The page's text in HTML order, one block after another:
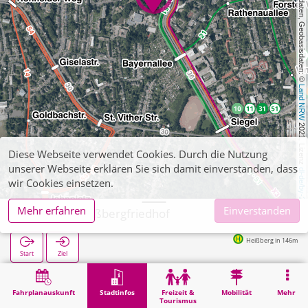
, Kartendaten, Geobasisdaten: ©
Land NRW
2021, Lizenz
dl-de/by-2-0
Fahrplanauskunft Stadtinfos
Freizeit &
Tourismus
Mobilität Mehr
Aachen, Heißbergfriedhof
Start Ziel
Heißberg in 146m
Stadtinfos Aachen, Heißbergfriedhof
Diese Webseite verwendet Cookies. Durch die Nutzung
unserer Webseite erklären Sie sich damit einverstanden, dass
wir Cookies einsetzen.
Mehr erfahren
Einverstanden